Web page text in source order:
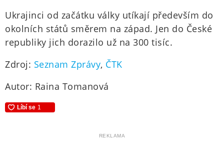
Ukrajinci od začátku války utíkají především do
okolních států směrem na západ. Jen do České
republiky jich dorazilo už na 300 tisíc.
Zdroj: Seznam Zprávy, ČTK
Autor: Raina Tomanová
REKLAMA